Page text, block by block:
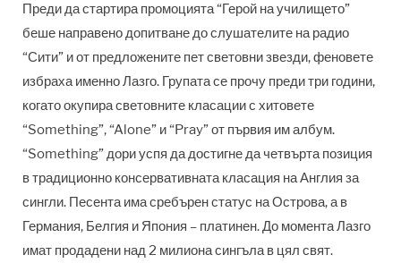
Преди да стартира промоцията “Герой на училището”
беше направено допитване до слушателите на радио
“Сити” и от предложените пет световни звезди, феновете
избраха именно Лазго. Групата се прочу преди три години,
когато окупира световните класации с хитовете
“Something”, “Alone” и “Pray” от първия им албум.
“Something” дори успя да достигне да четвърта позиция
в традиционно консервативната класация на Англия за
сингли. Песента има сребърен статус на Острова, а в
Германия, Белгия и Япония – платинен. До момента Лазго
имат продадени над 2 милиона сингъла в цял свят.